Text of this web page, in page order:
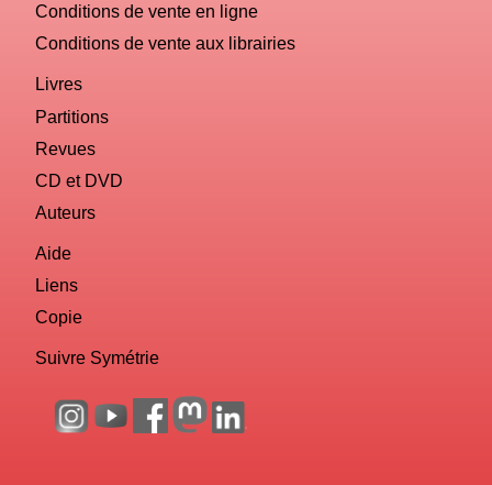
Conditions de vente en ligne
Conditions de vente aux librairies
Livres
Partitions
Revues
CD et DVD
Auteurs
Aide
Liens
Copie
Suivre Symétrie